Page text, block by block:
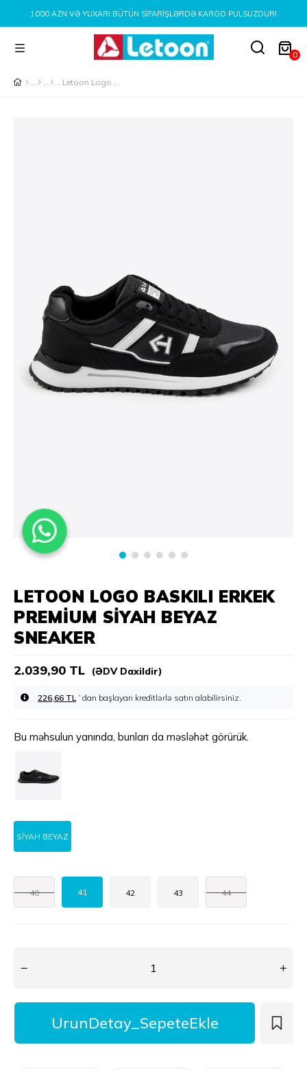
AZN VƏ YUXARI BÜTÜN SIFARIŞLƏRDƏ KARGO PULSUZDUR!
0
Letoon Logo Baskılı Erkek Premium Siyah Beyaz Sneaker
LETOON LOGO BASKILI ERKEK
PREMIUM SIYAH BEYAZ
SNEAKER
2.039,90 TL (ƏDV Daxildir)
226,66 TL `dan başlayan kreditlərlə
Bu məhsulun yanında, bunları da məsləhət görürük.
SİYAH BEYAZ
40 41 42 43 44